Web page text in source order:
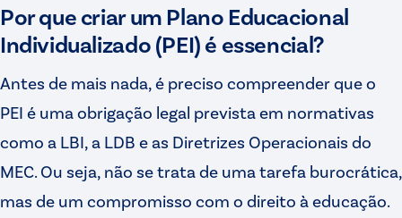
Por que criar um Plano Educacional
Individualizado (PEI) é essencial?
Antes de mais nada, é preciso compreender que o
PEI é uma obrigação legal prevista em normativas
como a LBI, a LDB e as Diretrizes Operacionais do
MEC. Ou seja, não se trata de uma tarefa burocrática,
mas de um compromisso com o direito à educação.